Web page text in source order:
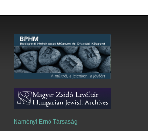
Naményi Ernő Társaság